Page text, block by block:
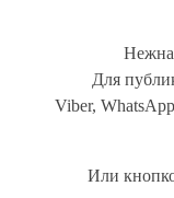
Для
Viber,
Или